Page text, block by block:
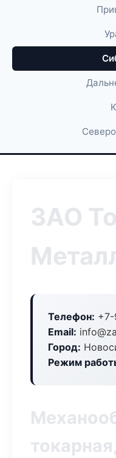
ЗАО
Телефон:
Email:
Город:
Режим